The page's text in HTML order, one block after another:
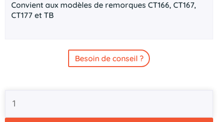
Convient aux modèles de remorques CT166, CT167,
CT177 et TB
Besoin de conseil ?